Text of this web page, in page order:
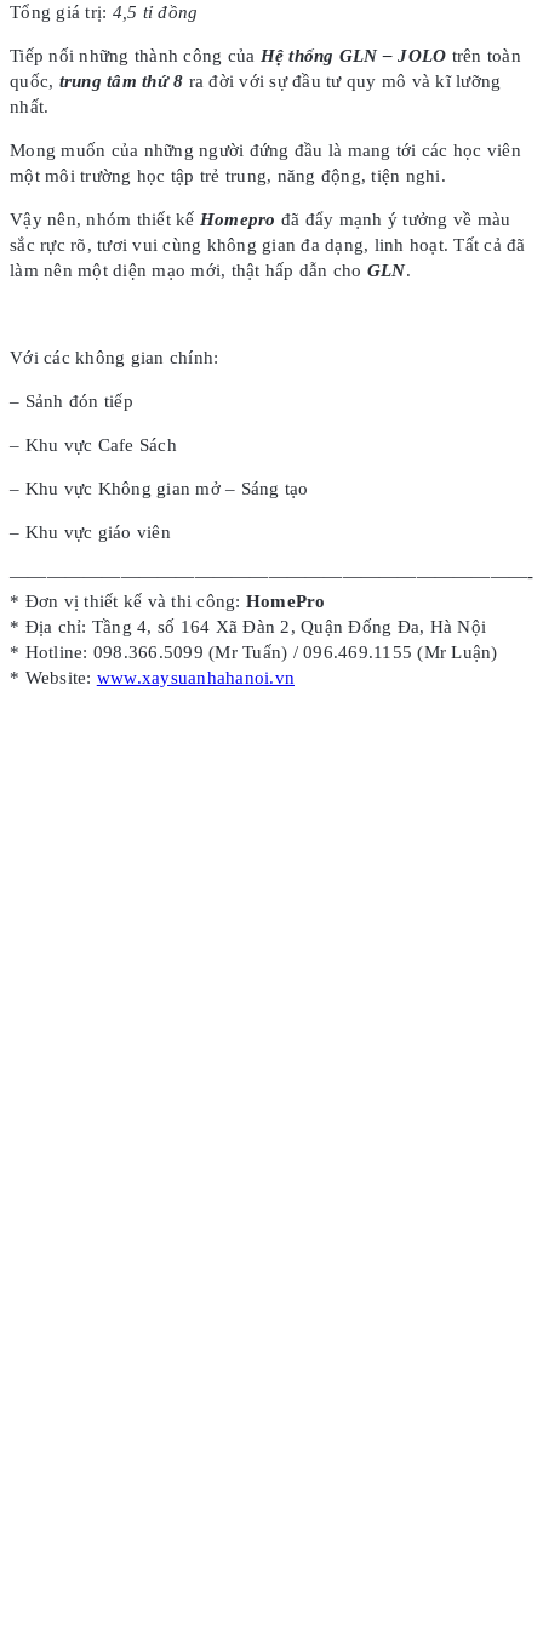
Tổng giá trị: 4,5 tỉ đồng
Tiếp nối những thành công của Hệ thống GLN – JOLO trên toàn
quốc, trung tâm thứ 8 ra đời với sự đầu tư quy mô và kĩ lưỡng
nhất.
Mong muốn của những người đứng đầu là mang tới các học viên
một môi trường học tập trẻ trung, năng động, tiện nghi.
Vậy nên, nhóm thiết kế Homepro đã đẩy mạnh ý tưởng về màu
sắc rực rõ, tươi vui cùng không gian đa dạng, linh hoạt. Tất cả đã
làm nên một diện mạo mới, thật hấp dẫn cho GLN.
Với các không gian chính:
– Sảnh đón tiếp
– Khu vực Cafe Sách
– Khu vực Không gian mở – Sáng tạo
– Khu vực giáo viên
————————————————————————————-
* Đơn vị thiết kế và thi công: HomePro
* Địa chỉ: Tầng 4, số 164 Xã Đàn 2, Quận Đống Đa, Hà Nội
* Hotline: 098.366.5099 (Mr Tuấn) / 096.469.1155 (Mr Luận)
* Website: www.xaysuanhahanoi.vn